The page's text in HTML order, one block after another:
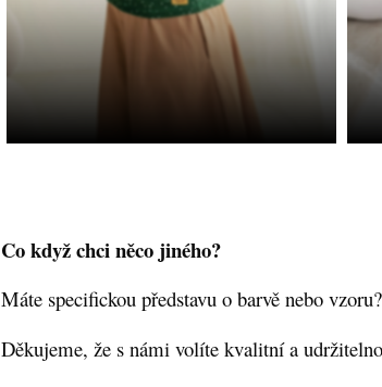
Co když chci něco jiného?
Máte specifickou představu o barvě nebo
Děkujeme, že s námi volíte kvalitní a